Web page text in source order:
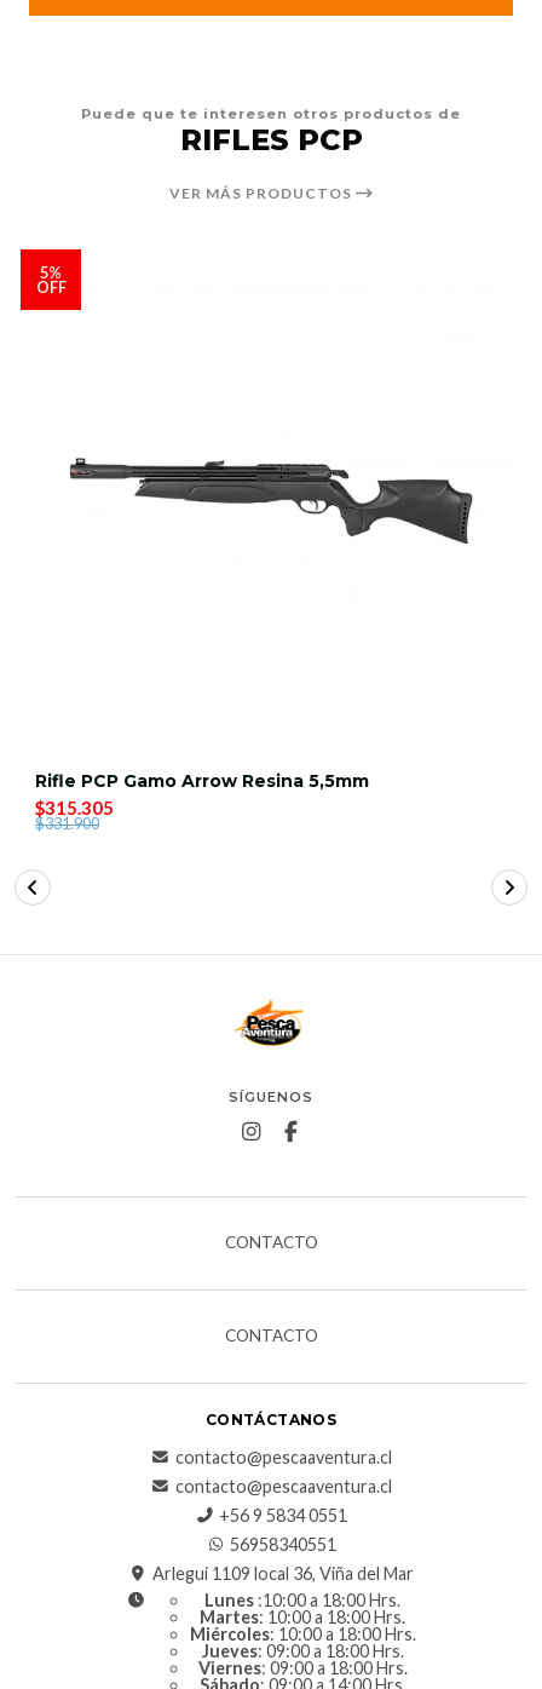
Puede que te interesen otros productos de
RIFLES PCP
VER MÁS PRODUCTOS
5%
OFF
Rifle PCP Gamo Arrow Resina 5,5mm
$315.305
$331.900
SÍGUENOS
CONTACTO
CONTACTO
CONTÁCTANOS
contacto@pescaaventura.cl
contacto@pescaaventura.cl
+56 9 5834 0551
56958340551
Arlegui 1109 local 36, Viña del Mar
Lunes :10:00 a 18:00 Hrs.
Martes: 10:00 a 18:00 Hrs.
Miércoles: 10:00 a 18:00 Hrs.
Jueves: 09:00 a 18:00 Hrs.
Viernes: 09:00 a 18:00 Hrs.